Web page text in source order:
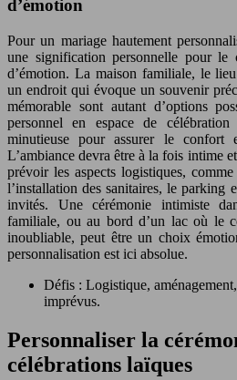
d’émotion
Pour un mariage hautement
une signification personnelle pour
d’émotion. La maison familiale, le
un endroit qui évoque un souvenir
mémorable sont autant d’options
personnel en espace de célébration
minutieuse pour assurer le confort
L’ambiance devra être à la fois intime
prévoir les aspects logistiques, comme
l’installation des sanitaires, le parking
invités. Une cérémonie intimiste
familiale, ou au bord d’un lac où le
inoubliable, peut être un choix
personnalisation est ici absolue.
Défis : Logistique,
imprévus.
Personnaliser la
célébrations laïques